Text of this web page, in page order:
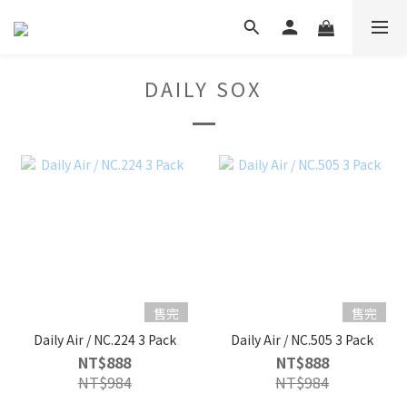
DAILY SOX
售完
Daily Air / NC.224 3 Pack
NT$888
NT$984
售完
Daily Air / NC.505 3 Pack
NT$888
NT$984